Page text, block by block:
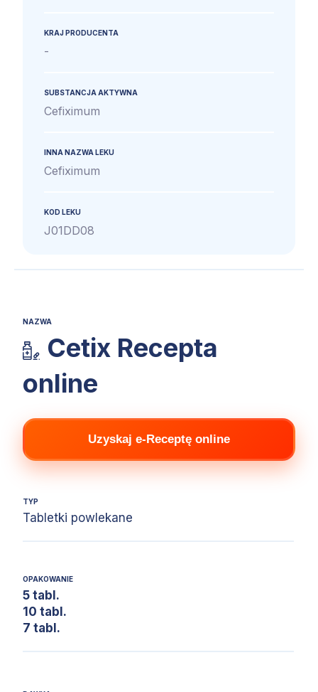
KRAJ PRODUCENTA
-
SUBSTANCJA AKTYWNA
Cefiximum
INNA NAZWA LEKU
Cefiximum
KOD LEKU
J01DD08
NAZWA
Cetix Recepta
online
Uzyskaj e-Receptę online
TYP
Tabletki powlekane
OPAKOWANIE
5 tabl.
10 tabl.
7 tabl.